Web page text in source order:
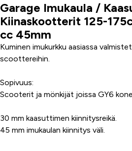
Tuoteinfo
Garage Imukaula /
Kiinaskootterit 125-
cc 45mm
Kuminen imukurkku aasiassa
scoottereihin.
Sopivuus:
Scooterit ja mönkijät joissa GY6
30 mm kaasuttimen kiinnitysreikä.
45 mm imukaulan kiinnitys väli.